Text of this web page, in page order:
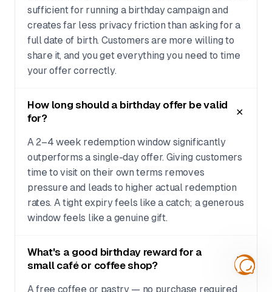
sufficient for running a birthday campaign and
creates far less privacy friction than asking for a
full date of birth. Customers are more willing to
share it, and you get everything you need to time
your offer correctly.
How long should a birthday offer be valid
for?
A 2–4 week redemption window significantly
outperforms a single-day offer. Giving customers
time to visit on their own terms removes
pressure and leads to higher actual redemption
rates. A tight expiry feels like a catch; a generous
window feels like a genuine gift.
What's a good birthday reward for a
small café or coffee shop?
A free coffee or pastry — no purchase required